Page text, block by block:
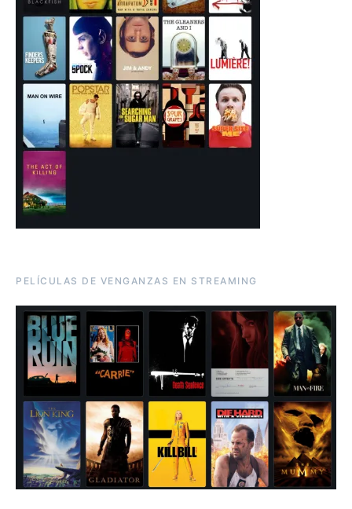
PELÍCULAS DE VENGANZAS EN STREAMING